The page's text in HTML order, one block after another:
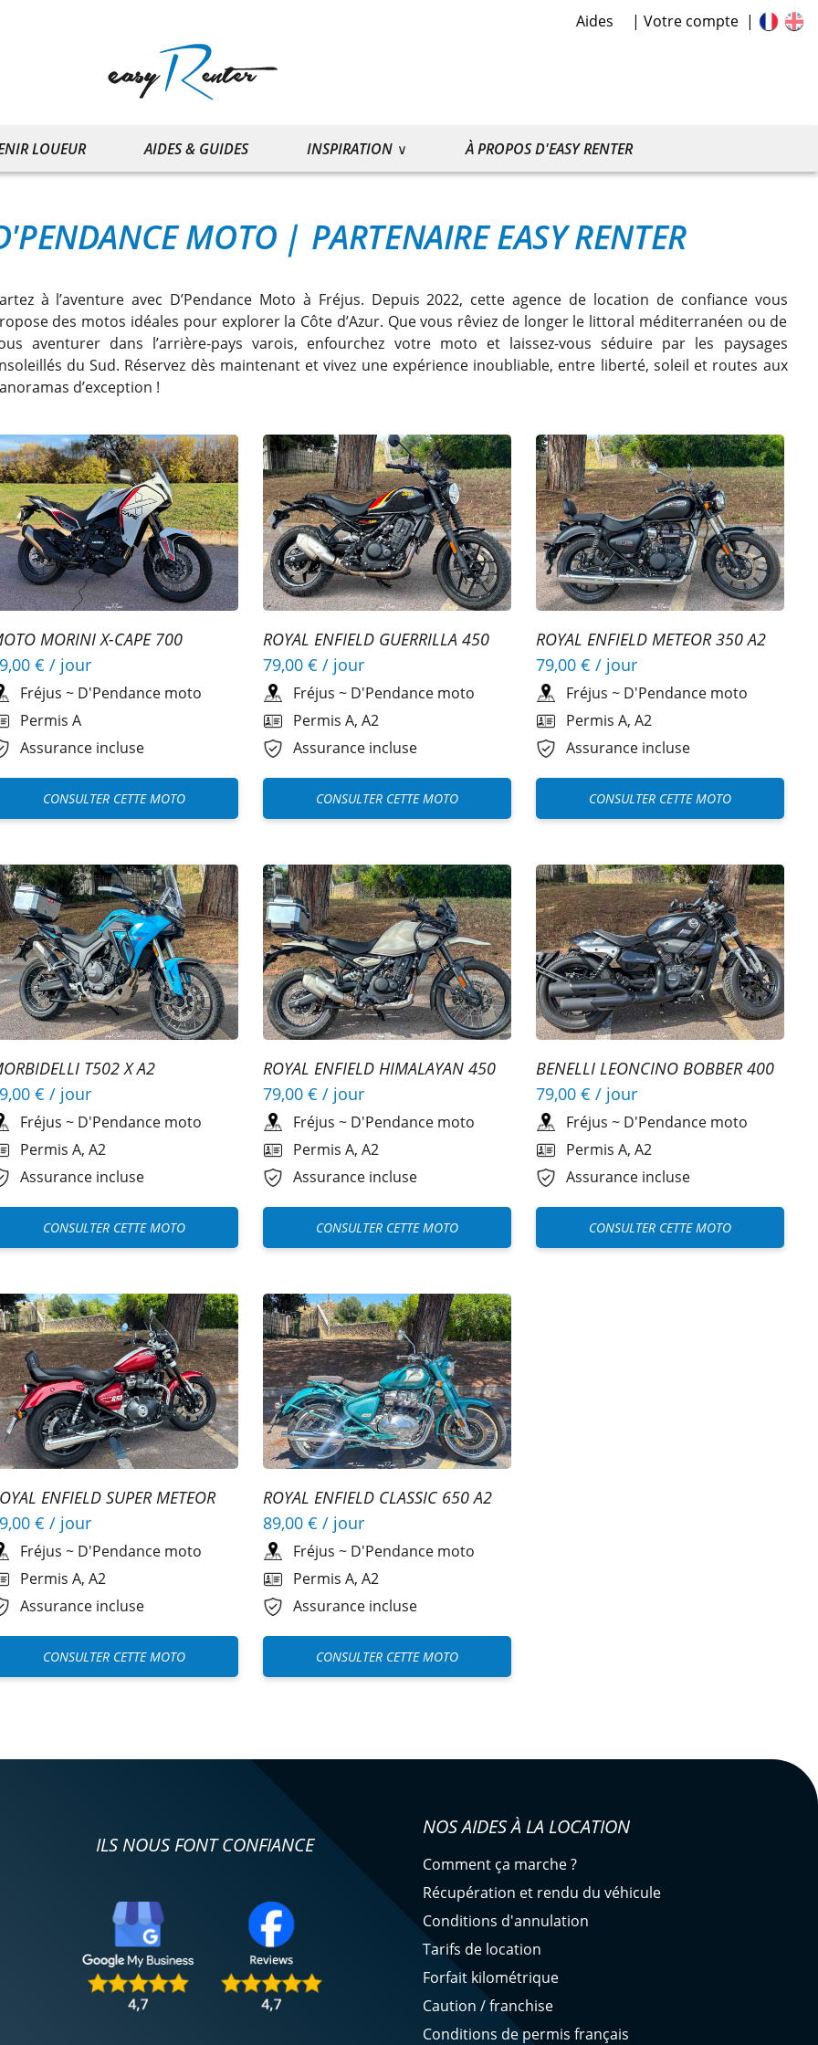
Aides Votre compte
LOUEUR AIDES & GUIDES INSPIRATION À PROPOS D'EASY RENTER
MOTO | PARTENAIRE EASY RENTER
à l’aventure avec D’Pendance Moto à Fréjus. Depuis 2022, cette agence de location de confiance vous
des motos idéales pour explorer la Côte d’Azur. Que vous rêviez de longer le littoral méditerranéen ou de
aventurer dans l’arrière-pays varois, enfourchez votre moto et laissez-vous séduire par les paysages
du Sud. Réservez dès maintenant et vivez une expérience inoubliable, entre liberté, soleil et routes aux
d’exception !
MORINI X-CAPE 700
€ / jour
Fréjus ~ D'Pendance moto
Permis A
Assurance incluse
CONSULTER CETTE MOTO
ROYAL ENFIELD GUERRILLA 450
A2
79,00 € / jour
Fréjus ~ D'Pendance moto
Permis A, A2
Assurance incluse
CONSULTER CETTE MOTO
ROYAL ENFIELD METEOR 350 A2
79,00 € / jour
Fréjus ~ D'Pendance moto
Permis A, A2
Assurance incluse
CONSULTER CETTE MOTO
T502 X A2
€ / jour
Fréjus ~ D'Pendance moto
Permis A, A2
Assurance incluse
CONSULTER CETTE MOTO
ROYAL ENFIELD HIMALAYAN 450
A2
79,00 € / jour
Fréjus ~ D'Pendance moto
Permis A, A2
Assurance incluse
CONSULTER CETTE MOTO
BENELLI LEONCINO BOBBER 400
A2
79,00 € / jour
Fréjus ~ D'Pendance moto
Permis A, A2
Assurance incluse
CONSULTER CETTE MOTO
ENFIELD SUPER METEOR
A2€ / jour
Fréjus ~ D'Pendance moto
Permis A, A2
Assurance incluse
CONSULTER CETTE MOTO
ROYAL ENFIELD CLASSIC 650 A2
89,00 € / jour
Fréjus ~ D'Pendance moto
Permis A, A2
Assurance incluse
CONSULTER CETTE MOTO
ILS NOUS FONT CONFIANCE
NOS AIDES À LA LOCATION
Comment ça marche ?
Récupération et rendu du véhicule
Conditions d'annulation
Tarifs de location
Forfait kilométrique
Caution / franchise
Conditions de permis français